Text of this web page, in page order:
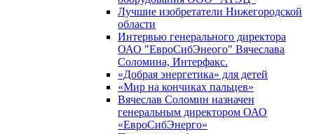
Лучшие изобретатели Нижегородской
области
Интервью генерального директора
ОАО "ЕвроСибЭнеого" Вячеслава
Соломина, Интерфакс.
«Добрая энергетика» для детей
«Мир на кончиках пальцев»
Вячеслав Соломин назначен
генеральным директором ОАО
«ЕвроСибЭнерго»